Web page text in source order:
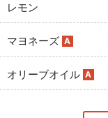
レモン
マヨネーズ A
オリーブオイル A